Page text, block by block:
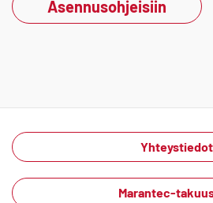
Asennusohjeisiin
Yhteystiedot
Marantec-